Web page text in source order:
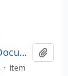
Boletim do Museu do Índio – Documentação – Nº 8
· Item